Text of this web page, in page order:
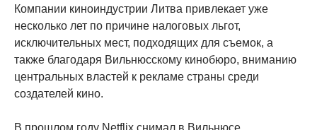
Компании киноиндустрии Литва привлекает уже
несколько лет по причине налоговых льгот,
исключительных мест, подходящих для съемок, а
также благодаря Вильнюсскому кинобюро, вниманию
центральных властей к рекламе страны среди
создателей кино.